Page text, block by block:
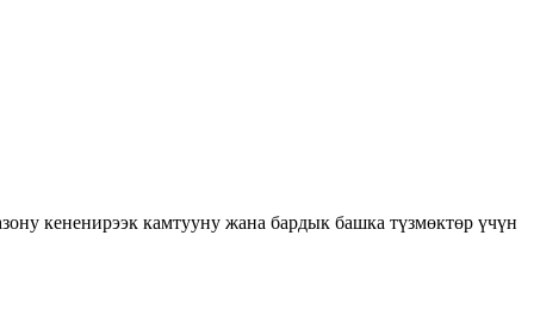
кененирээк камтууну жана бардык башка түзмөктөр үчүн